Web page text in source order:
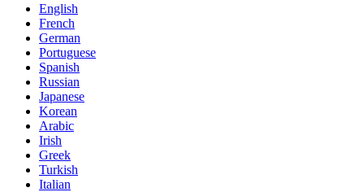
English
French
German
Portuguese
Spanish
Russian
Japanese
Korean
Arabic
Irish
Greek
Turkish
Italian